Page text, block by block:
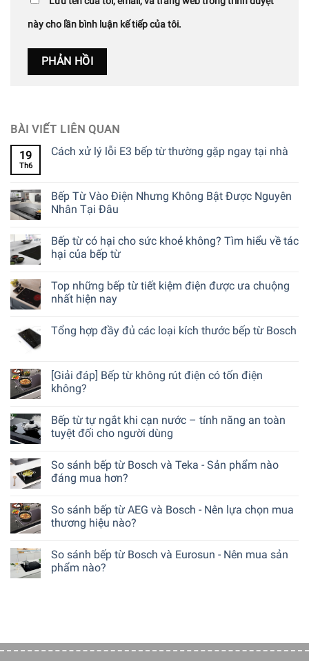
này cho lần bình luận kế tiếp của tôi.
BÀI VIẾT LIÊN QUAN
19
Th6
Cách xử lý lỗi E3 bếp từ thường gặp ngay tại nhà
Bếp Từ Vào Điện Nhưng Không Bật Được Nguyên
Nhân Tại Đâu
Bếp từ có hại cho sức khoẻ không? Tìm hiểu về tác
hại của bếp từ
Top những bếp từ tiết kiệm điện được ưa chuộng
nhất hiện nay
Tổng hợp đầy đủ các loại kích thước bếp từ Bosch
[Giải đáp] Bếp từ không rút điện có tốn điện
không?
Bếp từ tự ngắt khi cạn nước – tính năng an toàn
tuyệt đối cho người dùng
So sánh bếp từ Bosch và Teka - Sản phẩm nào
đáng mua hơn?
So sánh bếp từ AEG và Bosch - Nên lựa chọn mua
thương hiệu nào?
So sánh bếp từ Bosch và Eurosun - Nên mua sản
phẩm nào?